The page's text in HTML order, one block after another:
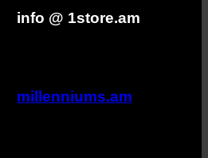
info @ 1store.am
millenniums.am